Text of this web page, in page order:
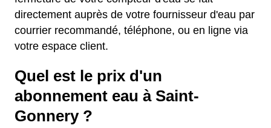
directement auprès de votre fournisseur d'eau par
courrier recommandé, téléphone, ou en ligne via
votre espace client.
Quel est le prix d'un
abonnement eau à Saint-
Gonnery ?